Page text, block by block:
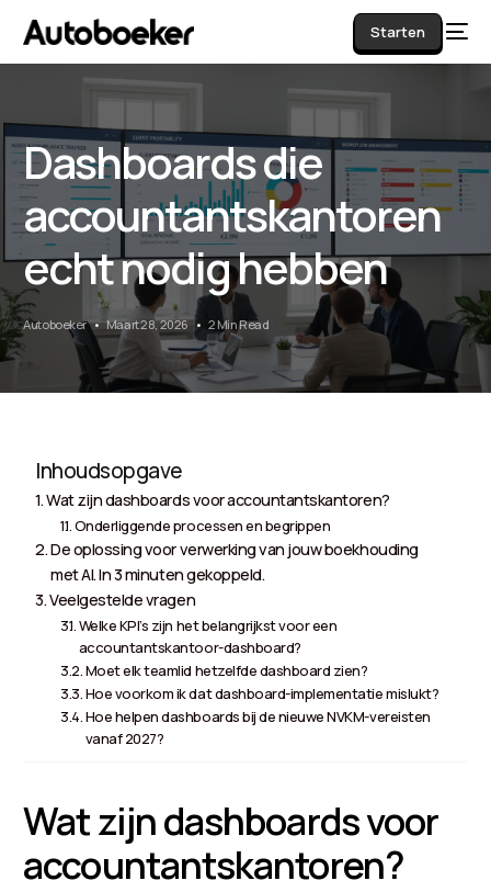
Starten
Dashboards die
accountantskantoren
echt nodig hebben
Autoboeker Maart 28, 2026 2 Min Read
Inhoudsopgave
Wat zijn dashboards voor accountantskantoren?
Onderliggende processen en begrippen
De oplossing voor verwerking van jouw boekhouding
met AI. In 3 minuten gekoppeld.
Veelgestelde vragen
Welke KPI’s zijn het belangrijkst voor een
accountantskantoor-dashboard?
Moet elk teamlid hetzelfde dashboard zien?
Hoe voorkom ik dat dashboard-implementatie mislukt?
Hoe helpen dashboards bij de nieuwe NVKM-vereisten
vanaf 2027?
Wat zijn dashboards voor
accountantskantoren?
AI